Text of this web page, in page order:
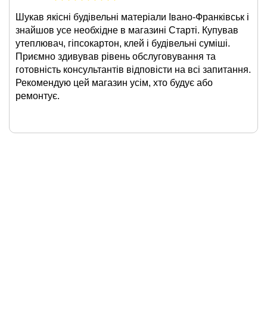
Шукав якісні будівельні матеріали Івано-Франківськ і
знайшов усе необхідне в магазині Старті. Купував
утеплювач, гіпсокартон, клей і будівельні суміші.
Приємно здивував рівень обслуговування та
готовність консультантів відповісти на всі запитання.
Рекомендую цей магазин усім, хто будує або
ремонтує.